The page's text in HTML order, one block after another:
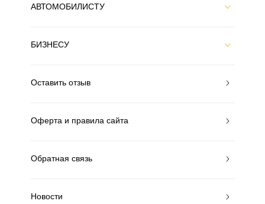
АВТОМОБИЛИСТУ
БИЗНЕСУ
Оставить отзыв
Оферта и правила сайта
Обратная связь
Новости